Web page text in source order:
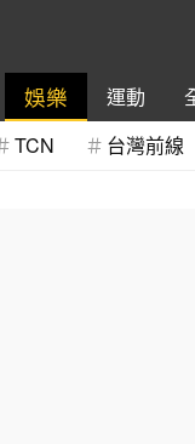
娛樂 運動
TCN 台灣前線